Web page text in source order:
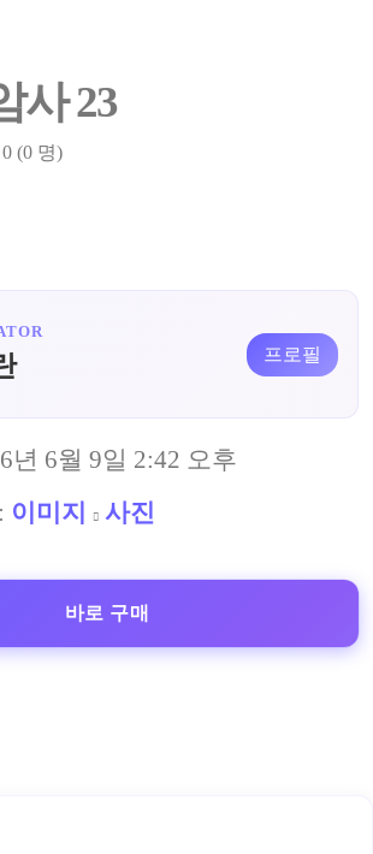
사 23
0 (0 명)
프로필
년 6월 9일 2:42 오후
이미지 사진
바로 구매